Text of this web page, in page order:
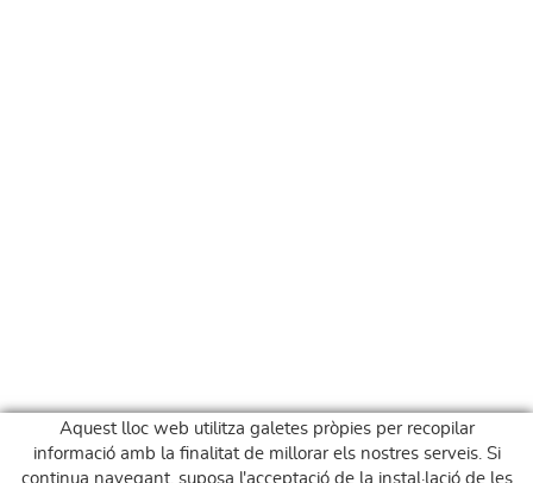
Aquest lloc web utilitza galetes pròpies per recopilar
informació amb la finalitat de millorar els nostres serveis. Si
continua navegant, suposa l'acceptació de la instal·lació de les